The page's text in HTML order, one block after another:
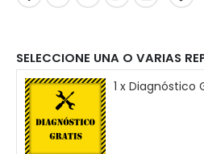
SELECCIONE UNA O VARIAS
1 x Diagnóstico